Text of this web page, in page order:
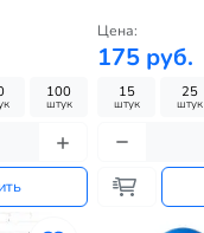
100
штук
Цена:
175 руб.
15
штук
25
штук